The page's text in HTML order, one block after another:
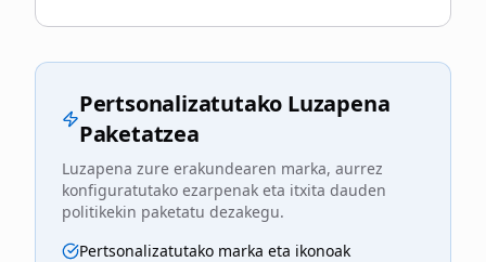
Pertsonalizatutako Luzapena
Paketatzea
Luzapena zure erakundearen marka, aurrez
konfiguratutako ezarpenak eta itxita dauden
politikekin paketatu dezakegu.
Pertsonalizatutako marka eta ikonoak